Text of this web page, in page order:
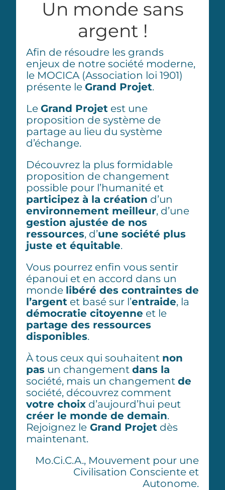
Un monde sans
argent !
Afin de résoudre les grands
enjeux de notre société moderne,
le MOCICA (Association loi 1901)
présente le Grand Projet.
Le Grand Projetest une
proposition de système de
partage au lieu du système
d’échange.
Découvrez la plus formidable
proposition de changement
possible pour l’humanité et
participez à la création d’un
environnement meilleur, d’une
gestion ajustée de nos
ressources, d’une société plus
juste et équitable.
Vous pourrez enfin vous sentir
épanoui et en accord dans un
monde libéré des contraintes de
l’argentet basé sur l’entraide, la
démocratie citoyenne et le
partage des ressources
disponibles.
À tous ceux qui souhaitent non
pas un changement dans la
société, mais un changement de
société, découvrez comment
votre choixd’aujourd’hui peut
créer le monde de demain.
Rejoignez leGrand Projetdès
maintenant.
Mo.Ci.C.A., Mouvement pour une
Civilisation Consciente et
Autonome.